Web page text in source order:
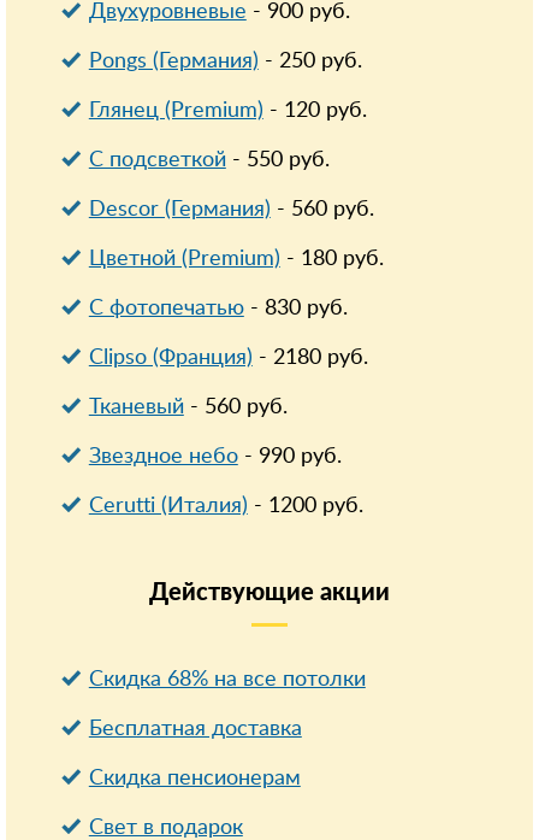
Двухуровневые - 900руб.
Pongs (Германия) - 250руб.
Глянец (Premium) - 120руб.
С подсветкой- 550руб.
Descor (Германия) - 560руб.
Цветной (Premium) - 180руб.
С фотопечатью- 830руб.
Clipso (Франция) - 2180руб.
Тканевый- 560руб.
Звездное небо- 990руб.
Cerutti (Италия) - 1200руб.
Действующие акции
Скидка 68% на все потолки
Бесплатная доставка
Cкидка пенсионерам
Свет в подарок